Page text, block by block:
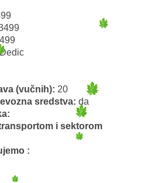
(vučnih): 20
sredstva:da
i sektorom
: